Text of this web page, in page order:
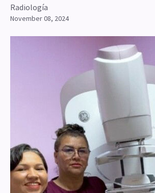
Radiología
November 08, 2024